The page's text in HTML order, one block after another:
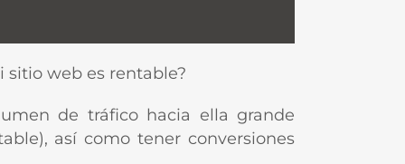
sitio web es rentable?
de tráfico hacia ella grande
así como tener conversiones